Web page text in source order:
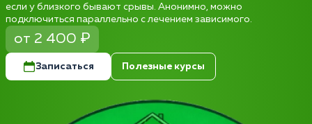
если у близкого бывают срывы. Анонимно, можно
подключиться параллельно с лечением зависимого.
от 2 400 ₽
Записаться Полезные курсы